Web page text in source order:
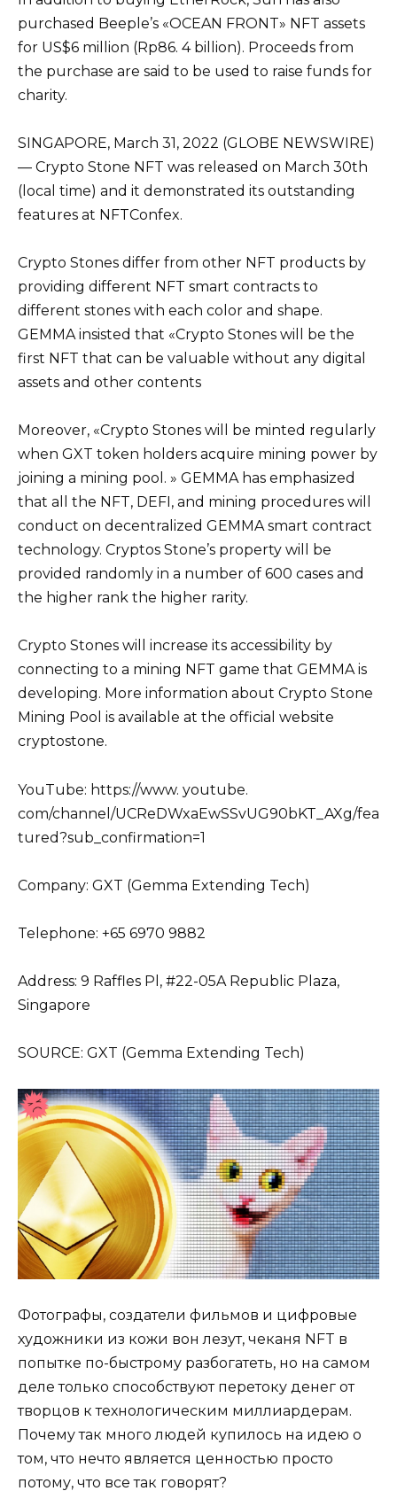
purchased Beeple’s «OCEAN FRONT» NFT assets
for US$6 million (Rp86. 4 billion). Proceeds from
the purchase are said to be used to raise funds for
charity.
SINGAPORE, March 31, 2022 (GLOBE NEWSWIRE)
— Crypto Stone NFT was released on March 30th
(local time) and it demonstrated its outstanding
features at NFTConfex.
Crypto Stones differ from other NFT products by
providing different NFT smart contracts to
different stones with each color and shape.
GEMMA insisted that «Crypto Stones will be the
first NFT that can be valuable without any digital
assets and other contents
Moreover, «Crypto Stones will be minted regularly
when GXT token holders acquire mining power by
joining a mining pool. » GEMMA has emphasized
that all the NFT, DEFI, and mining procedures will
conduct on decentralized GEMMA smart contract
technology. Cryptos Stone’s property will be
provided randomly in a number of 600 cases and
the higher rank the higher rarity.
Crypto Stones will increase its accessibility by
connecting to a mining NFT game that GEMMA is
developing. More information about Crypto Stone
Mining Pool is available at the official website
cryptostone.
YouTube: https://www. youtube.
com/channel/UCReDWxaEwSSvUG90bKT_AXg/fea
tured?sub_confirmation=1
Company: GXT (Gemma Extending Tech)
Telephone: +65 6970 9882
Address: 9 Raffles Pl, #22-05A Republic Plaza,
Singapore
SOURCE: GXT (Gemma Extending Tech)
Фотографы, создатели фильмов и цифровые
художники из кожи вон лезут, чеканя NFT в
попытке по-быстрому разбогатеть, но на самом
деле только способствуют перетоку денег от
творцов к технологическим миллиардерам.
Почему так много людей купилось на идею о
том, что нечто является ценностью просто
потому, что все так говорят?